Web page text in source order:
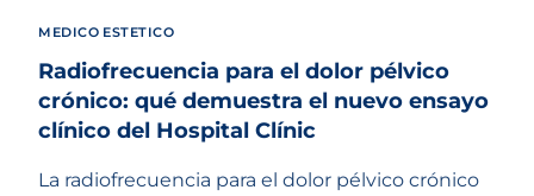
MEDICO ESTETICO
Radiofrecuencia para el dolor pélvico
crónico: qué demuestra el nuevo ensayo
clínico del Hospital Clínic
La radiofrecuencia para el dolor pélvico crónico